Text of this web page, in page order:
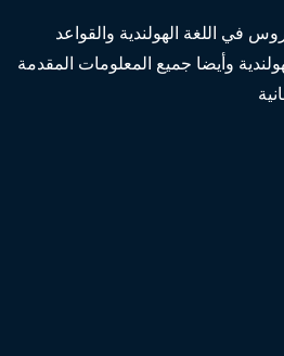
في اللغة الهولندية والقواعد
وأيضا جميع المعلومات المقدمة